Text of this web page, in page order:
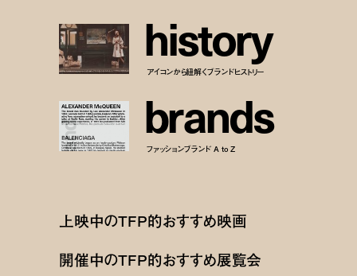
history
アイコンから紐解くブランドヒストリー
brands
ファッションブランド A to Z
上映中のTFP的おすすめ映画
開催中のTFP的おすすめ展覧会